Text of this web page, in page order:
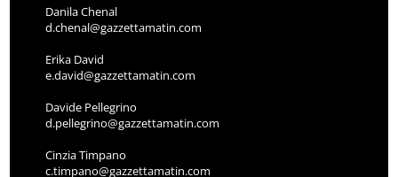
Danila Chenal
d.chenal@gazzettamatin.com
Erika David
e.david@gazzettamatin.com
Davide Pellegrino
d.pellegrino@gazzettamatin.com
Cinzia Timpano
c.timpano@gazzettamatin.com